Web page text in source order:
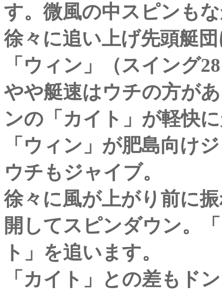
す。微風の中スピンも
徐々に追い上げ先頭艇
「ウィン」（スイング
やや艇速はウチの方が
ンの「カイト」が軽快
「ウィン」が肥島向け
ウチもジャイブ。
徐々に風が上がり前に
開してスピンダウン。
ト」を追います。
「カイト」との差もド